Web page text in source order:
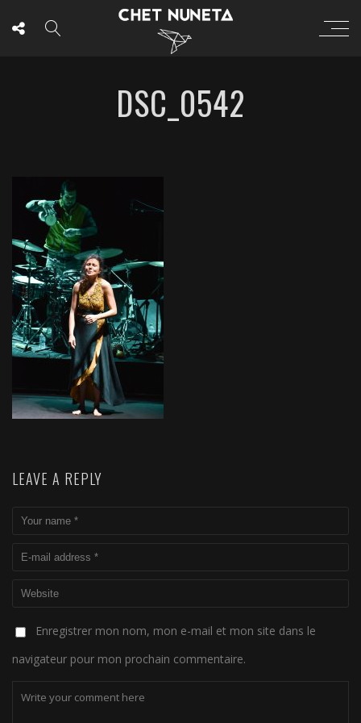
DSC_0542
LEAVE A REPLY
Enregistrer mon nom, mon e-mail et mon site dans le
navigateur pour mon prochain commentaire.